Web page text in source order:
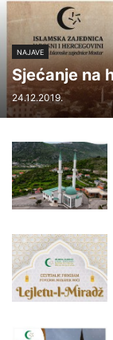
NAJAVE
Sjećanje na
24.12.2019.